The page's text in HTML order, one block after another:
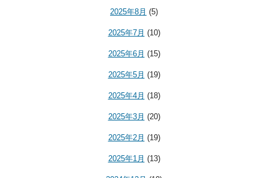
2025年8月 (5)
2025年7月 (10)
2025年6月 (15)
2025年5月 (19)
2025年4月 (18)
2025年3月 (20)
2025年2月 (19)
2025年1月 (13)